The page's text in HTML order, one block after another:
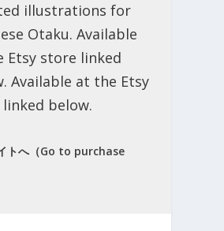
illustrations for
Otaku. Available
Etsy store linked
Available at the Etsy
below.
トへ（Go to purchase